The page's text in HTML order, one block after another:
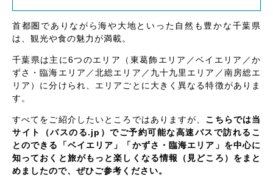
首都圏でありながら海や大地といった自然も豊かな千葉県
は、観光や食の魅力が満載。
千葉県は主に6つのエリア（東葛飾エリア／ベイエリア／か
ずさ・臨海エリア／北総エリア／九十九里エリア／南房総エ
リア）に分けられ、エリアごとに大きく異なる特徴がありま
す。
すべてをご紹介したいところではありますが、 こちらでは当
サイト（バスのる.jp）でご予約可能な高速バスで訪れるこ
とのできる「ベイエリア」「かずさ・臨海エリア」を中心に
知っておくと旅がもっと楽しくなる情報（見どころ）をまと
めましたので、ぜひご参考ください。